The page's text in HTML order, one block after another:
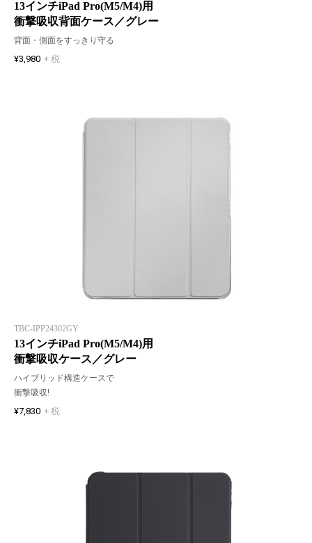
13インチiPad Pro(M5/M4)用
衝撃吸収背面ケース／グレー
背面・側面をすっきり守る
¥3,980 + 税
TBC-IPP24302GY
13インチiPad Pro(M5/M4)用
衝撃吸収ケース／グレー
ハイブリッド構造ケースで
衝撃吸収!
¥7,830 + 税